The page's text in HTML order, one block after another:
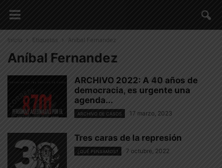
Inicio Etiquetas Aníbal Fernandez
Aníbal Fernandez
ARCHIVO 2022: A 40 años de
democracia, es urgente una
agenda...
ARCHIVO DE CASOS 17 marzo, 2023
Tres caras de la represión
¿QUÉ PENSAMOS? 7 octubre, 2022